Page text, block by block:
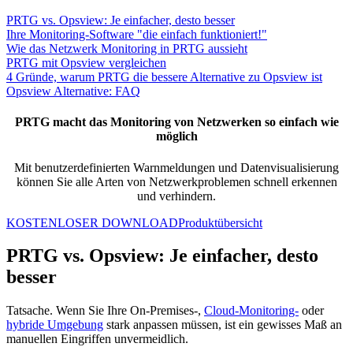
PRTG vs. Opsview: Je einfacher, desto besser
Ihre Monitoring-Software "die einfach funktioniert!"
Wie das Netzwerk Monitoring in PRTG aussieht
PRTG mit Opsview vergleichen
4 Gründe, warum PRTG die bessere Alternative zu Opsview ist
Opsview Alternative: FAQ
PRTG macht das Monitoring von Netzwerken so einfach wie
möglich
Mit benutzerdefinierten Warnmeldungen und Datenvisualisierung
können Sie alle Arten von Netzwerkproblemen schnell erkennen
und verhindern.
KOSTENLOSER DOWNLOADProduktübersicht
PRTG vs. Opsview: Je einfacher, desto
besser
Tatsache. Wenn Sie Ihre On-Premises-, Cloud-Monitoring- oder
hybride Umgebung stark anpassen müssen, ist ein gewisses Maß an
manuellen Eingriffen unvermeidlich.